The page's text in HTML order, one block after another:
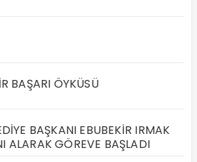
BAŞARI ÖYKÜSÜ
BAŞKANI EBUBEKİR IRMAK
ALARAK GÖREVE BAŞLADI